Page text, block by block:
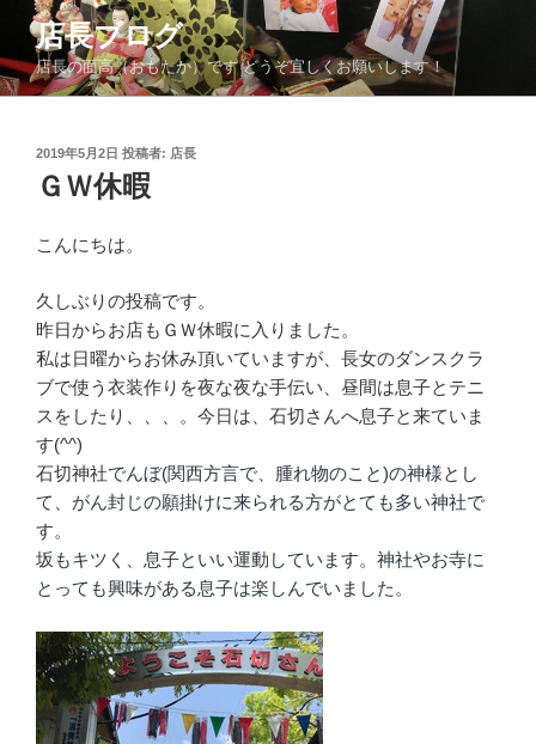
テ
ン
店長ブログ
店長の面高（おもたか）です どうぞ宜しくお願いします！
投
稿
日:
2019年5月2日 投稿者: 店長
ＧＷ休暇
こんにちは。
久しぶりの投稿です。
昨日からお店もＧＷ休暇に入りました。
私は日曜からお休み頂いていますが、長女のダンスクラ
ブで使う衣装作りを夜な夜な手伝い、昼間は息子とテニ
スをしたり、、、。今日は、石切さんへ息子と来ていま
す(^^)
石切神社でんぼ(関西方言で、腫れ物のこと)の神様とし
て、がん封じの願掛けに来られる方がとても多い神社で
す。
坂もキツく、息子といい運動しています。神社やお寺に
とっても興味がある息子は楽しんでいました。